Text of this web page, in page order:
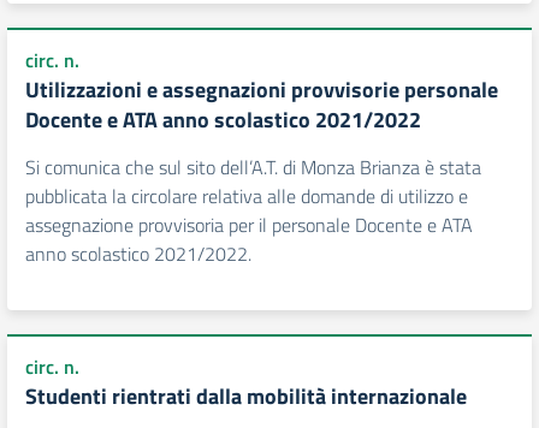
circ. n.
Utilizzazioni e assegnazioni provvisorie personale
Docente e ATA anno scolastico 2021/2022
Si comunica che sul sito dell’A.T. di Monza Brianza è stata
pubblicata la circolare relativa alle domande di utilizzo e
assegnazione provvisoria per il personale Docente e ATA
anno scolastico 2021/2022.
circ. n.
Studenti rientrati dalla mobilità internazionale